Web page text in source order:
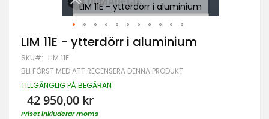
LIM 11E - ytterdörr i aluminium
Hoppa
till
början
av
bildgalleriet
LIM 11E - ytterdörr i aluminium
SKU LIM 11E
BLI FÖRST MED ATT RECENSERA DENNA PRODUKT
TILLGÄNGLIG PÅ BEGÄRAN
42 950,00 kr
Priset inkluderar moms